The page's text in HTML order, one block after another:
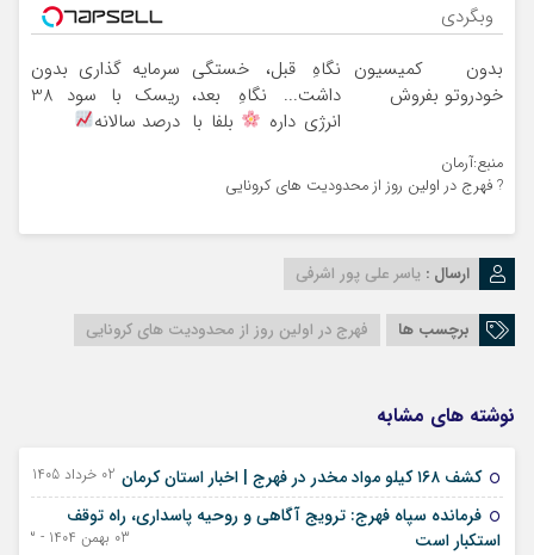
وبگردی
بدون کمیسیون
خودروتو بفروش
نگاهِ قبل، خستگی
داشت... نگاهِ بعد،
انرژی داره
بلفا با
سرمایه گذاری بدون
ریسک با سود 38
درصد سالانه
منبع:آرمان
? فهرج در اولین روز از محدودیت های کرونایی
ارسال : یاسر علی پور اشرفی
برچسب ها فهرج در اولین روز از محدودیت های کرونایی
نوشته های مشابه
کشف ۱۶۸ کیلو مواد مخدر در فهرج | اخبار استان کرمان 02 خرداد 1405 - 23 مه 2026
فرمانده سپاه فهرج: ترویج آگاهی و روحیه پاسداری، راه توقف
استکبار است
03 بهمن 1404 - 23 ژانویه 2026